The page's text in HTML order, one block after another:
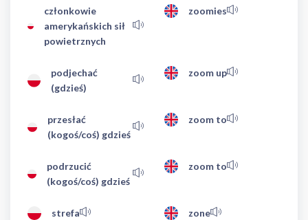
członkowie
amerykańskich sił
powietrznych
zoomies
podjechać
(gdzieś)
zoom up
przesłać
(kogoś/coś) gdzieś
zoom to
podrzucić
(kogoś/coś) gdzieś
zoom to
strefa zone